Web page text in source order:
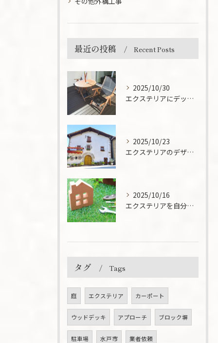
最近の投稿 Recent Posts
2025/10/30
エクステリアにデッキテラスを取り入れる魅力とは？設置のメリットと活用法を解説
2025/10/23
エクステリアのデザインで住まいの印象が変わる！プロが教えるポイントとは？
2025/10/16
エクステリアを自分で！DIYでできる外構工事のアイディアと注意点
タグ Tags
庭 エクステリア カーポート
ウッドデッキ アプローチ ブロック塀
駐車場 水戸市 業者依頼